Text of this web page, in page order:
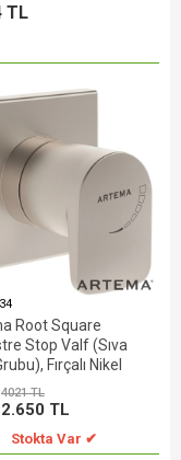
TL
Root Square
Stop Valf (Sıva
Fırçalı Nikel
4021 TL
2.650 TL
Stokta Var ✔